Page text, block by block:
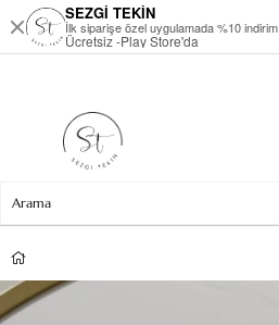
SEZGİ TEKİN
İlk siparişe özel uygulamada %10 indirim
Ücretsiz -Play Store'da